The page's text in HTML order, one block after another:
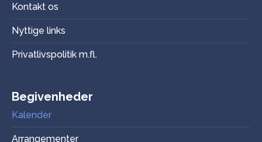
Kontakt os
Nyttige links
Privatlivspolitik m.fl.
Begivenheder
Kalender
Arrangementer